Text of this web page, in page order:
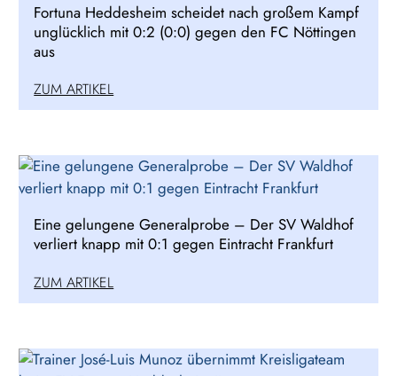
Fortuna Heddesheim scheidet nach großem Kampf
unglücklich mit 0:2 (0:0) gegen den FC Nöttingen
aus
ZUM ARTIKEL
Eine gelungene Generalprobe – Der SV Waldhof
verliert knapp mit 0:1 gegen Eintracht Frankfurt
ZUM ARTIKEL